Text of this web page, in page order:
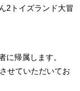
2トイズランド大冒
に帰属します。
せていただいてお